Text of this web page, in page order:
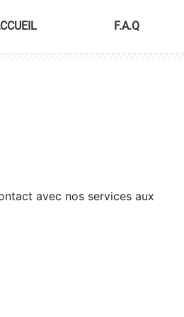
F.A.Q
avec nos services aux